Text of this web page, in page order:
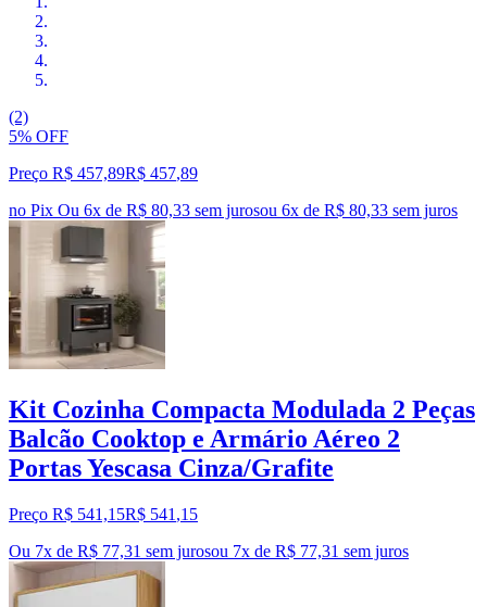
(2)
5% OFF
Preço R$ 457,89R$ 457,89
no Pix Ou 6x de R$ 80,33 sem jurosou 6x de R$ 80,33 sem juros
Kit Cozinha Compacta Modulada 2 Peças
Balcão Cooktop e Armário Aéreo 2
Portas Yescasa Cinza/Grafite
Preço R$ 541,15R$ 541 ,15
Ou 7x de R$ 77,31 sem jurosou 7x de R$ 77,31 sem juros